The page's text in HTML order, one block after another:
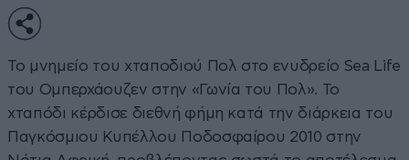
Το μνημείο του χταποδιού Πολ στο ενυδρείο Sea Life
του Ομπερχάουζεν στην «Γωνία του Πολ». Το
χταπόδι κέρδισε διεθνή φήμη κατά την διάρκεια του
Παγκόσμιου Κυπέλλου Ποδοσφαίρου 2010 στην